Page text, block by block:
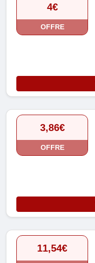
4€
OFFRE
3,86€
OFFRE
11,54€